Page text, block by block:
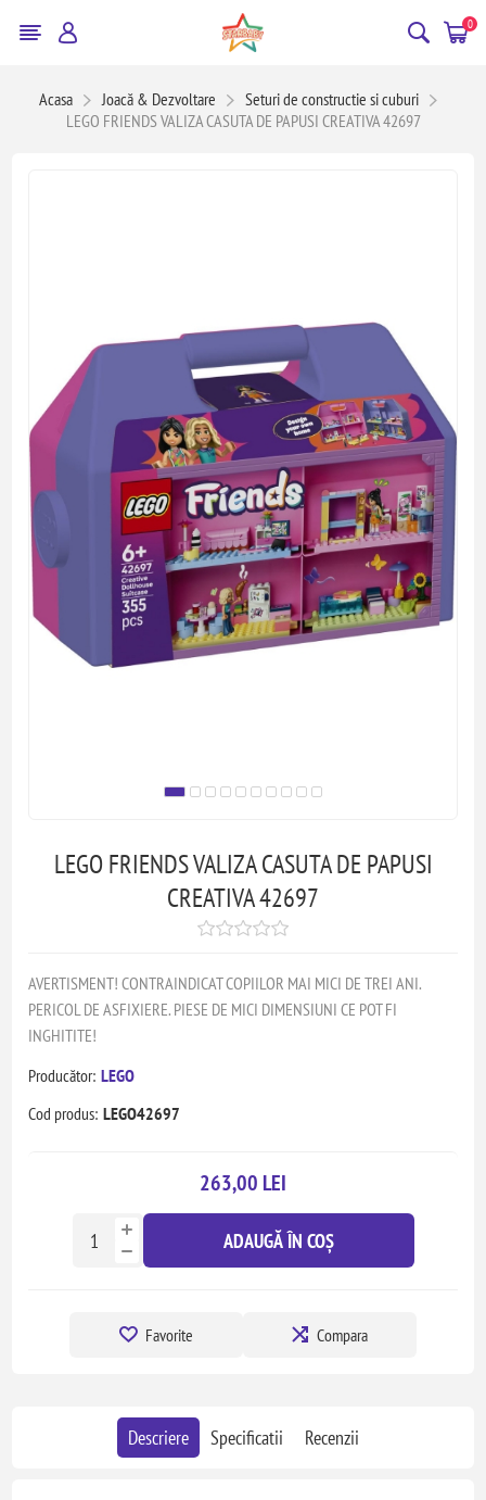
0
Acasa Joacă & Dezvoltare
Seturi de constructie si cuburi
LEGO FRIENDS VALIZA CASUTA DE PAPUSI CREATIVA 42697
LEGO FRIENDS VALIZA CASUTA DE PAPUSI
CREATIVA 42697
AVERTISMENT! CONTRAINDICAT COPIILOR MAI MICI DE TREI ANI.
PERICOL DE ASFIXIERE. PIESE DE MICI DIMENSIUNI CE POT FI
INGHITITE!
Producător: LEGO
Cod produs: LEGO42697
263,00 LEI
ADAUGĂ ÎN COȘ
Favorite Compara
Descriere Specificatii Recenzii